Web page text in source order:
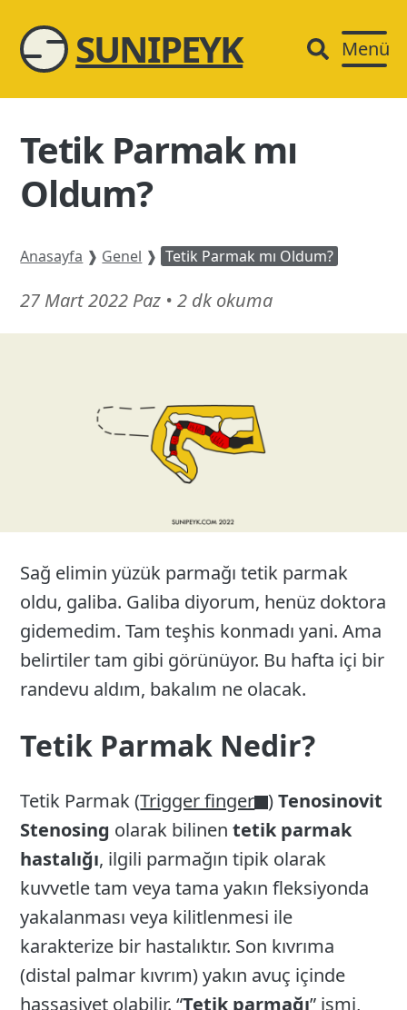
SUNIPEYK Menü
Tetik Parmak mı
Oldum?
Anasayfa ❱ Genel ❱ Tetik Parmak mı Oldum?
27 Mart 2022 Paz 14
Mart
• 2 dk okuma
Sağ elimin yüzük parmağı tetik parmak
oldu, galiba. Galiba diyorum, henüz doktora
gidemedim. Tam teşhis konmadı yani. Ama
belirtiler tam gibi görünüyor. Bu hafta içi bir
randevu aldım, bakalım ne olacak.
Tetik Parmak Nedir?
Tetik Parmak (Trigger finger )Tenosinovit
Stenosing olarak bilinentetik parmak
hastalığı, ilgili parmağın tipik olarak
kuvvetle tam veya tama yakın fleksiyonda
yakalanması veya kilitlenmesi ile
karakterize bir hastalıktır. Son kıvrıma
(distal palmar kıvrım) yakın avuç içinde
hassasiyet olabilir. “Tetik parmağı” ismi,